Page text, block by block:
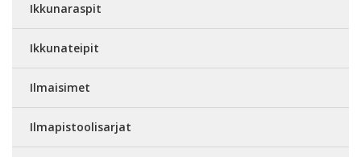
Ikkunaraspit
Ikkunateipit
Ilmaisimet
Ilmapistoolisarjat